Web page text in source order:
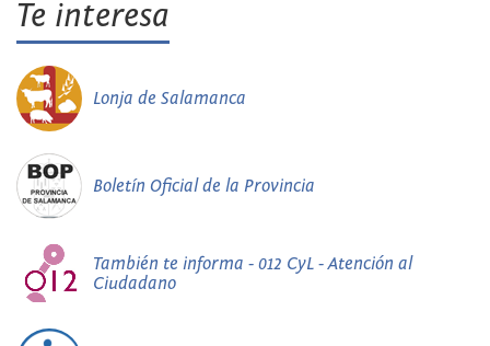
Te interesa
Lonja de Salamanca
Boletín Oficial de la Provincia
También te informa - 012 CyL - Atención al
Ciudadano